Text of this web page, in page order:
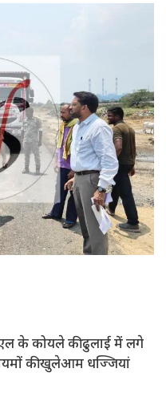
के कोयले की ढुलाई में लगे
की खुलेआम धज्जियां